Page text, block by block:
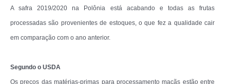
A safra 2019/2020 na Polônia está acabando e todas as frutas
processadas são provenientes de estoques, o que fez a qualidade cair
em comparação com o ano anterior.
Segundo o USDA
Os preços das matérias-primas para processamento maçãs estão entre